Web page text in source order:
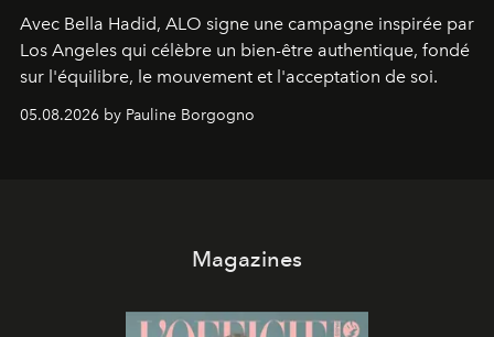
Avec Bella Hadid, ALO signe une campagne inspirée par
Los Angeles qui célèbre un bien-être authentique, fondé
sur l'équilibre, le mouvement et l'acceptation de soi.
05.08.2026 by Pauline Borgogno
Magazines